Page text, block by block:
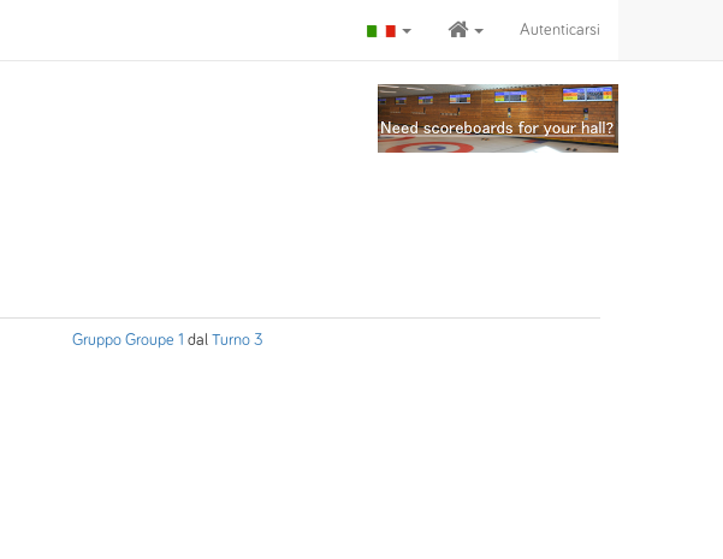
Autenticarsi
Gruppo Groupe 1 dal Turno 3